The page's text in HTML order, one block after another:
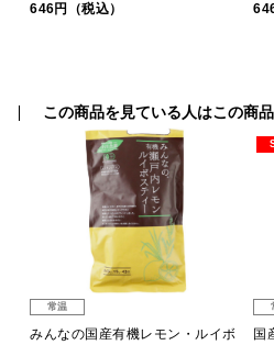
646円（税込）
この商品を見ている人はこの商
常温
みんなの国産有機レモン・ルイボ
国